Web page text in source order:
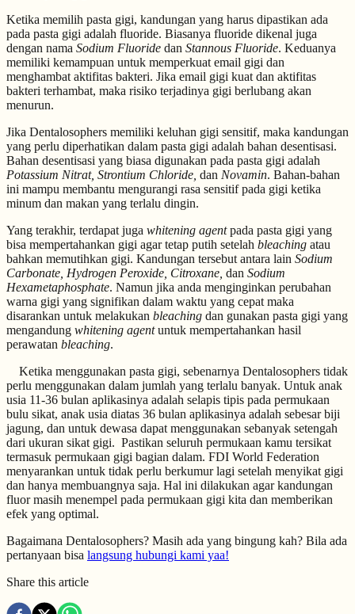
Ketika memilih pasta gigi, kandungan yang harus dipastikan ada
pada pasta gigi adalah fluoride. Biasanya fluoride dikenal juga
dengan nama Sodium Fluoride dan Stannous Fluoride. Keduanya
memiliki kemampuan untuk memperkuat email gigi dan
menghambat aktifitas bakteri. Jika email gigi kuat dan aktifitas
bakteri terhambat, maka risiko terjadinya gigi berlubang akan
menurun.
Jika Dentalosophers memiliki keluhan gigi sensitif, maka kandungan
yang perlu diperhatikan dalam pasta gigi adalah bahan desentisasi.
Bahan desentisasi yang biasa digunakan pada pasta gigi adalah
Potassium Nitrat, Strontium Chloride, dan Novamin. Bahan-bahan
ini mampu membantu mengurangi rasa sensitif pada gigi ketika
minum dan makan yang terlalu dingin.
Yang terakhir, terdapat juga whitening agentpada pasta gigi yang
bisa mempertahankan gigi agar tetap putih setelah bleaching atau
bahkan memutihkan gigi. Kandungan tersebut antara lain Sodium
Carbonate, Hydrogen Peroxide, Citroxane, dan Sodium
Hexametaphosphate. Namun jika anda menginginkan perubahan
warna gigi yang signifikan dalam waktu yang cepat maka
disarankan untuk melakukan bleaching dan gunakan pasta gigi yang
mengandung whitening agentuntuk mempertahankan hasil
perawatan bleaching.
Ketika menggunakan pasta gigi, sebenarnya Dentalosophers tidak
perlu menggunakan dalam jumlah yang terlalu banyak. Untuk anak
usia 11-36 bulan aplikasinya adalah selapis tipis pada permukaan
bulu sikat, anak usia diatas 36 bulan aplikasinya adalah sebesar biji
jagung, dan untuk dewasa dapat menggunakan sebanyak setengah
dari ukuran sikat gigi. Pastikan seluruh permukaan kamu tersikat
termasuk permukaan gigi bagian dalam. FDI World Federation
menyarankan untuk tidak perlu berkumur lagi setelah menyikat gigi
dan hanya membuangnya saja. Hal ini dilakukan agar kandungan
fluor masih menempel pada permukaan gigi kita dan memberikan
efek yang optimal.
Bagaimana Dentalosophers? Masih ada yang bingung kah? Bila ada
pertanyaan bisa langsung hubungi kami yaa!
Share this article